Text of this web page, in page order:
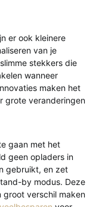
er ook kleinere
van je
stekkers die
wanneer
maken het
grote veranderingen
gaan met het
geen opladers in
gebruikt, en zet
by modus. Deze
groot verschil maken